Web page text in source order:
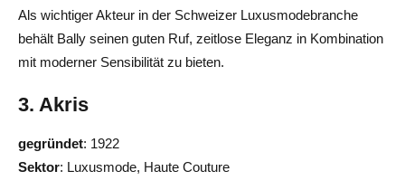
Als wichtiger Akteur in der Schweizer Luxusmodebranche
behält Bally seinen guten Ruf, zeitlose Eleganz in Kombination
mit moderner Sensibilität zu bieten.
3. Akris
gegründet: 1922
Sektor: Luxusmode, Haute Couture